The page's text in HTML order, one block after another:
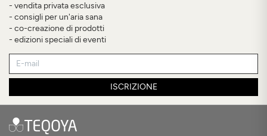
- vendita privata esclusiva
- consigli per un'aria sana
- co-creazione di prodotti
- edizioni speciali di eventi
ISCRIZIONE